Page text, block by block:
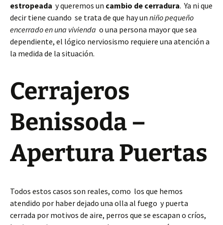
estropeada y queremos un cambio de cerradura. Ya ni que
decir tiene cuando se trata de que hay un niño pequeño
encerrado en una vivienda o una persona mayor que sea
dependiente, el lógico nerviosismo requiere una atención a
la medida de la situación.
Cerrajeros
Benissoda –
Apertura Puertas
Todos estos casos son reales, como los que hemos
atendido por haber dejado una olla al fuego y puerta
cerrada por motivos de aire, perros que se escapan o críos,